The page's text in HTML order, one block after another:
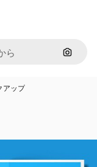
画像で
アップ